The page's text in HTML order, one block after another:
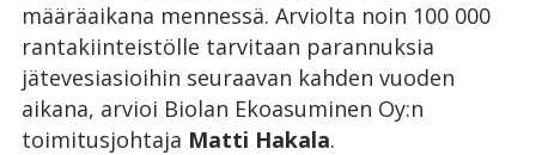
määräaikana mennessä. Arviolta noin 100 000
rantakiinteistölle tarvitaan parannuksia
jätevesiasioihin seuraavan kahden vuoden
aikana, arvioi Biolan Ekoasuminen Oy:n
toimitusjohtaja Matti Hakala.